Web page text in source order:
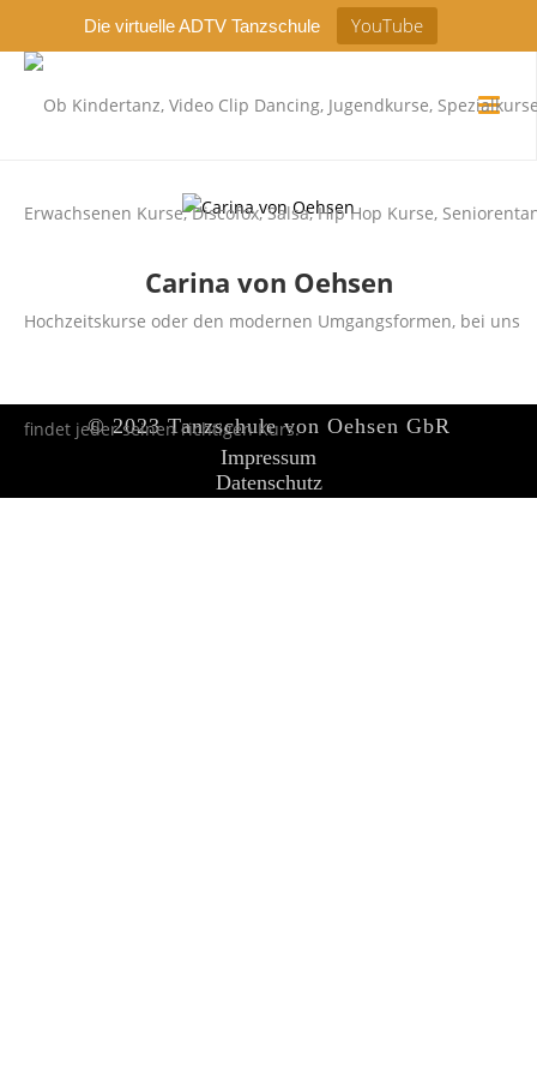
Die virtuelle ADTV Tanzschule YouTube
Carina von Oehsen
© 2023 Tanzschule von Oehsen GbR
Impressum
Datenschutz